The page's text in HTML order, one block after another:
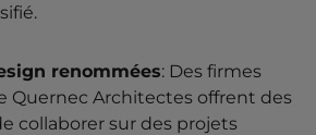
renommées: Des firmes
Quernec Architectes offrent des
collaborer sur des projets